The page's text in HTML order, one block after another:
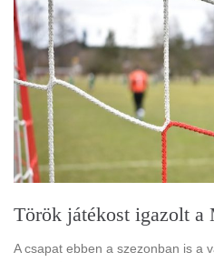
Török játékost igazolt a
A csapat ebben a szezonban is a